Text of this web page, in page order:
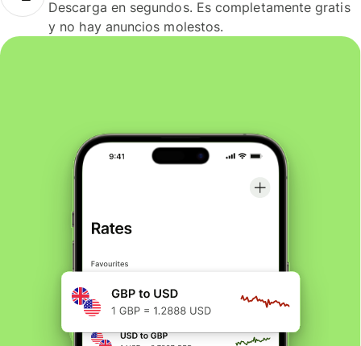
Descarga en segundos. Es completamente gratis
y no hay anuncios molestos.